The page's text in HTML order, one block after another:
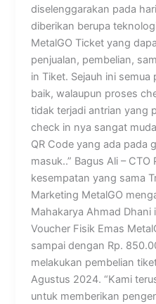
diselenggarakan pada
diberikan berupa
MetalGO Ticket yang
penjualan, pembelian,
in Tiket. Sejauh ini
baik, walaupun proses
tidak terjadi antrian yang
check in nya sangat
QR Code yang ada pada
masuk..” Bagus Ali –
kesempatan yang sama
Marketing MetalGO
Mahakarya Ahmad Dhani
Voucher Fisik Emas
sampai dengan Rp.
melakukan pembelian
Agustus 2024. “Kami
untuk memberikan